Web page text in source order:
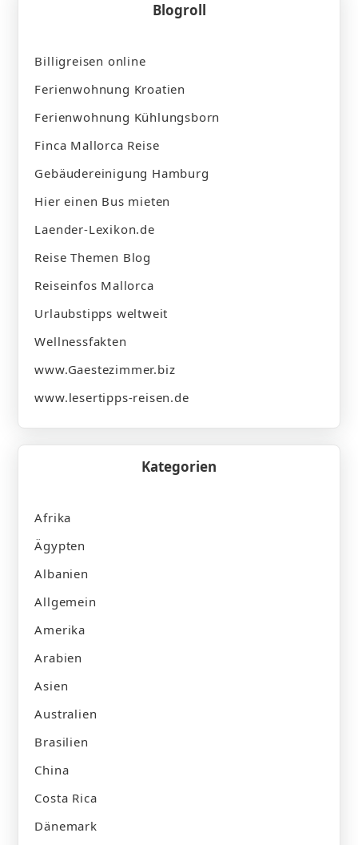
Blogroll
Billigreisen online
Ferienwohnung Kroatien
Ferienwohnung Kühlungsborn
Finca Mallorca Reise
Gebäudereinigung Hamburg
Hier einen Bus mieten
Laender-Lexikon.de
Reise Themen Blog
Reiseinfos Mallorca
Urlaubstipps weltweit
Wellnessfakten
www.Gaestezimmer.biz
www.lesertipps-reisen.de
Kategorien
Afrika
Ägypten
Albanien
Allgemein
Amerika
Arabien
Asien
Australien
Brasilien
China
Costa Rica
Dänemark